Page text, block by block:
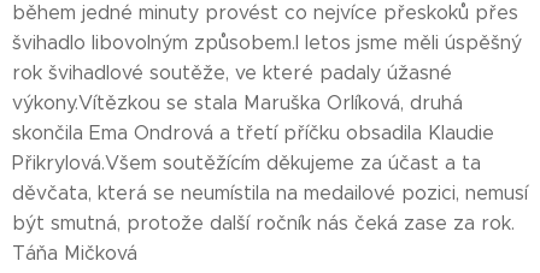
během jedné minuty provést co nejvíce přeskoků přes
švihadlo libovolným způsobem.I letos jsme měli úspěšný
rok švihadlové soutěže, ve které padaly úžasné
výkony.Vítězkou se stala Maruška Orlíková, druhá
skončila Ema Ondrová a třetí příčku obsadila Klaudie
Přikrylová.Všem soutěžícím děkujeme za účast a ta
děvčata, která se neumístila na medailové pozici, nemusí
být smutná, protože další ročník nás čeká zase za rok.
Táňa Mičková